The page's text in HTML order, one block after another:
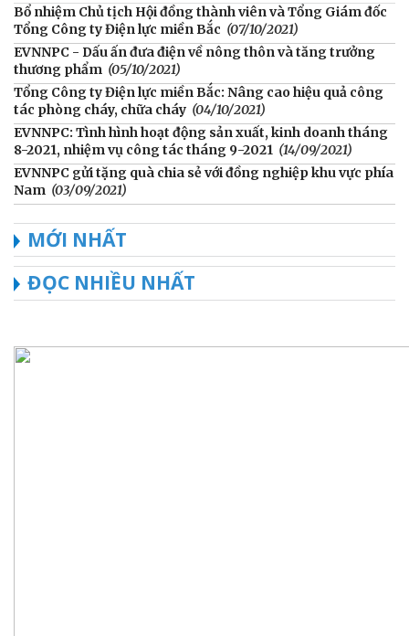
Bổ nhiệm Chủ tịch Hội đồng thành viên và Tổng Giám đốc
Tổng Công ty Điện lực miền Bắc (07/10/2021)
EVNNPC - Dấu ấn đưa điện về nông thôn và tăng trưởng
thương phẩm (05/10/2021)
Tổng Công ty Điện lực miền Bắc: Nâng cao hiệu quả công
tác phòng cháy, chữa cháy (04/10/2021)
EVNNPC: Tình hình hoạt động sản xuất, kinh doanh tháng
8-2021, nhiệm vụ công tác tháng 9-2021 (14/09/2021)
EVNNPC gửi tặng quà chia sẻ với đồng nghiệp khu vực phía
Nam (03/09/2021)
MỚI NHẤT
ĐỌC NHIỀU NHẤT